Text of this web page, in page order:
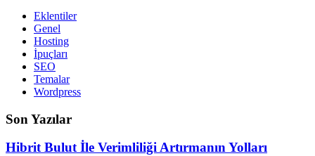
Eklentiler
Genel
Hosting
İpuçları
SEO
Temalar
Wordpress
Son Yazılar
Hibrit Bulut İle Verimliliği Artırmanın Yolları